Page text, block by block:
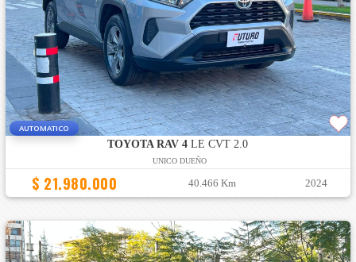
AUTOMATICO
TOYOTA RAV 4 LE CVT 2.0
UNICO DUEÑO
$ 21.980.000 40.466 Km 2024